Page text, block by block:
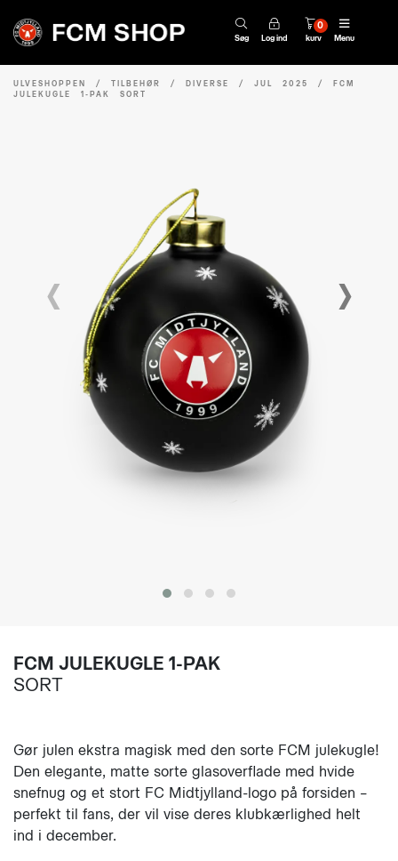
Søg Log ind kurv
0
Menu
ULVESHOPPEN / TILBEHØR / DIVERSE / JUL 2025 / FCM
JULEKUGLE 1-PAK SORT
‹ ›
FCM JULEKUGLE 1-PAK
SORT
Gør julen ekstra magisk med den sorte FCM julekugle!
Den elegante, matte sorte glasoverflade med hvide
snefnug og et stort FC Midtjylland-logo på forsiden –
perfekt til fans, der vil vise deres klubkærlighed helt
ind i december.